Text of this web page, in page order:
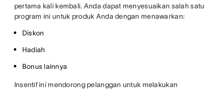
pertama kali kembali. Anda dapat menyesuaikan salah satu
program ini untuk produk Anda dengan menawarkan:
Diskon
Hadiah
Bonus lainnya
Insentif ini mendorong pelanggan untuk melakukan